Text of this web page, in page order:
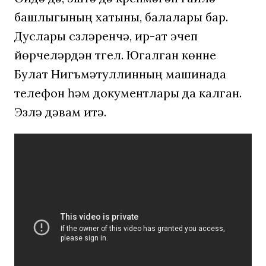
башлыгының хатыны, балалары бар.
Дуслары сүзләренчә, ир-ат эчеп
йөрүчеләрдән түгел. Югалган көнне
Булат Нигъмәтуллинның машинада
телефон һәм документлары да калган.
Эзләү дәвам итә.